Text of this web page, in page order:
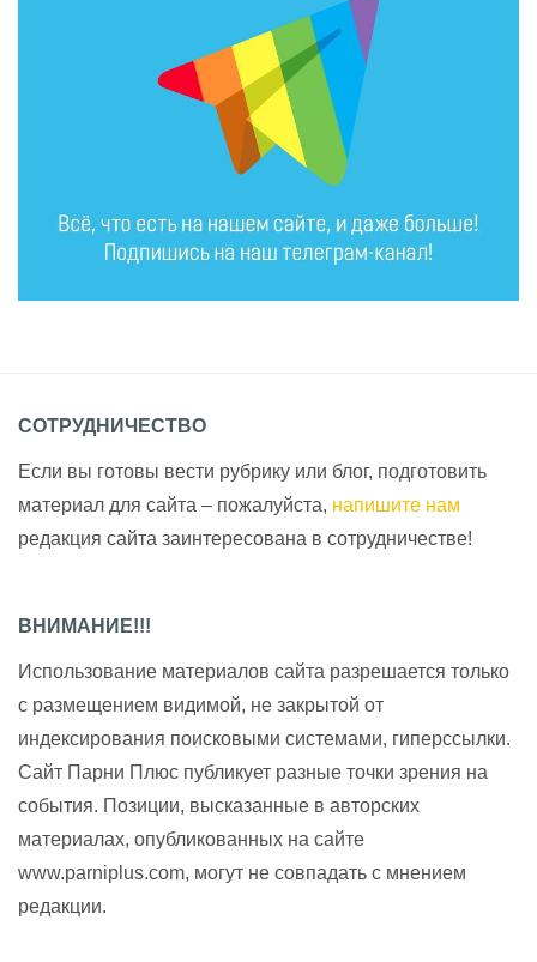
СОТРУДНИЧЕСТВО
Если вы готовы вести рубрику или блог, подготовить
материал для сайта – пожалуйста, напишите нам
редакция сайта заинтересована в сотрудничестве!
ВНИМАНИЕ!!!
Использование материалов сайта разрешается только
с размещением видимой, не закрытой от
индексирования поисковыми системами, гиперссылки.
Сайт Парни Плюс публикует разные точки зрения на
события. Позиции, высказанные в авторских
материалах, опубликованных на сайте
www.parniplus.com, могут не совпадать с мнением
редакции.